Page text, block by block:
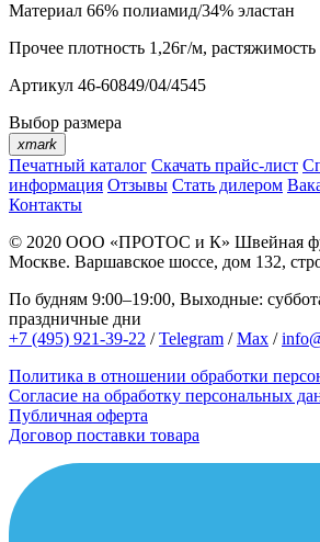
Материал 66% полиамид/34% эластан
Прочее плотность 1,26г/м, растяжимость
Артикул 46-60849/04/4545
Выбор размера
xmark
Печатный каталог Скачать прайс-лист
информация Отзывы Стать дилером
Контакты
© 2020 ООО «ПРОТОС и К» Швейная
Москве. Варшавское шоссе, дом 132,
По будням 9:00–19:00, Выходные:
праздничные дни
+7 (495) 921-39-22 /Telegram /Max /
Политика в отношении обработки
Согласие на обработку персональных
Публичная оферта
Договор поставки товара